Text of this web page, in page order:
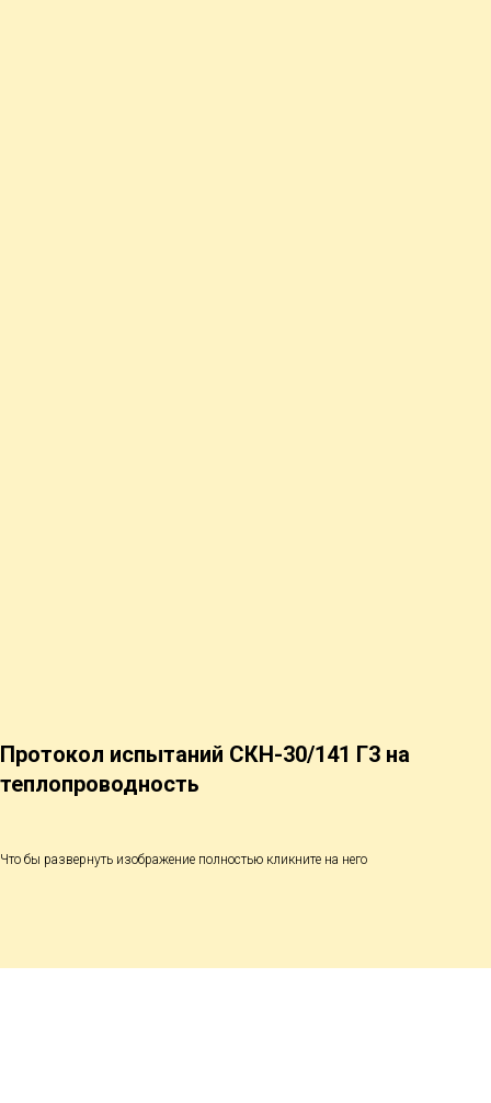
Протокол испытаний СКН-30/141 Г3 на
теплопроводность
Что бы развернуть изображение полностью кликните на него